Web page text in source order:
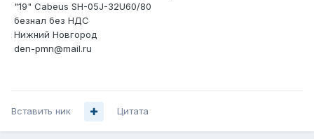
"19" Cabeus SH-05J-32U60/80
безнал без НДС
Нижний Новгород
den-pmn@mail.ru
Вставить ник Цитата